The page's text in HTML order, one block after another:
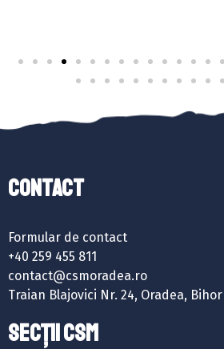
Contact
Formular de contact
+40 259 455 811
contact@csmoradea.ro
Traian Blajovici Nr. 24, Oradea, Bihor
SECȚII CSM